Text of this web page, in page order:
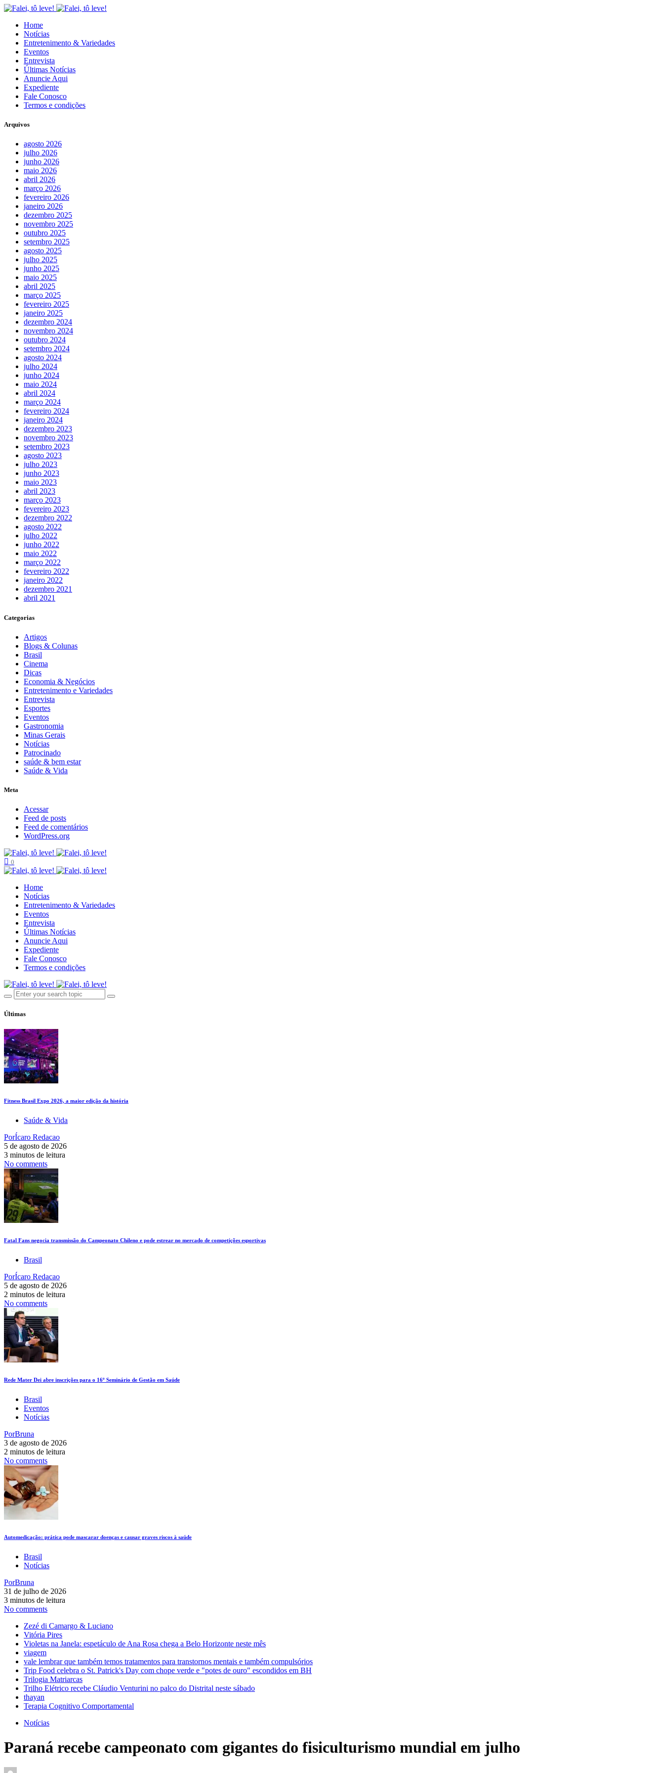
Home
Notícias
Entretenimento & Variedades
Eventos
Entrevista
Últimas Notícias
Anuncie Aqui
Expediente
Fale Conosco
Termos e condições
Arquivos
agosto 2026
julho 2026
junho 2026
maio 2026
abril 2026
março 2026
fevereiro 2026
janeiro 2026
dezembro 2025
novembro 2025
outubro 2025
setembro 2025
agosto 2025
julho 2025
junho 2025
maio 2025
abril 2025
março 2025
fevereiro 2025
janeiro 2025
dezembro 2024
novembro 2024
outubro 2024
setembro 2024
agosto 2024
julho 2024
junho 2024
maio 2024
abril 2024
março 2024
fevereiro 2024
janeiro 2024
dezembro 2023
novembro 2023
setembro 2023
agosto 2023
julho 2023
junho 2023
maio 2023
abril 2023
março 2023
fevereiro 2023
dezembro 2022
agosto 2022
julho 2022
junho 2022
maio 2022
março 2022
fevereiro 2022
janeiro 2022
dezembro 2021
abril 2021
Categorias
Artigos
Blogs & Colunas
Brasil
Cinema
Dicas
Economia & Negócios
Entretenimento e Variedades
Entrevista
Esportes
Eventos
Gastronomia
Minas Gerais
Notícias
Patrocinado
saúde & bem estar
Saúde & Vida
Meta
Acessar
Feed de posts
Feed de comentários
WordPress.org
0
Home
Notícias
Entretenimento & Variedades
Eventos
Entrevista
Últimas Notícias
Anuncie Aqui
Expediente
Fale Conosco
Termos e condições
Últimas
Fitness Brasil Expo 2026, a maior edição da história
Saúde & Vida
PorÍcaro Redacao
5 de agosto de 2026
3 minutos de leitura
No comments
Fatal Fans negocia transmissão do Campeonato Chileno e pode estrear no mercado de competições esportivas
Brasil
PorÍcaro Redacao
5 de agosto de 2026
2 minutos de leitura
No comments
Rede Mater Dei abre inscrições para o 16º Seminário de Gestão em Saúde
Brasil
Eventos
Notícias
PorBruna
3 de agosto de 2026
2 minutos de leitura
No comments
Automedicação: prática pode mascarar doenças e causar graves riscos à saúde
Brasil
Notícias
PorBruna
31 de julho de 2026
3 minutos de leitura
No comments
Zezé di Camargo & Luciano
Vitória Pires
Violetas na Janela: espetáculo de Ana Rosa chega a Belo Horizonte neste mês
viagem
vale lembrar que também temos tratamentos para transtornos mentais e também compulsórios
Trip Food celebra o St. Patrick's Day com chope verde e "potes de ouro" escondidos em BH
Trilogia Matriarcas
Trilho Elétrico recebe Cláudio Venturini no palco do Distrital neste sábado
thayan
Terapia Cognitivo Comportamental
Notícias
Paraná recebe campeonato com gigantes do fisiculturismo mundial em julho